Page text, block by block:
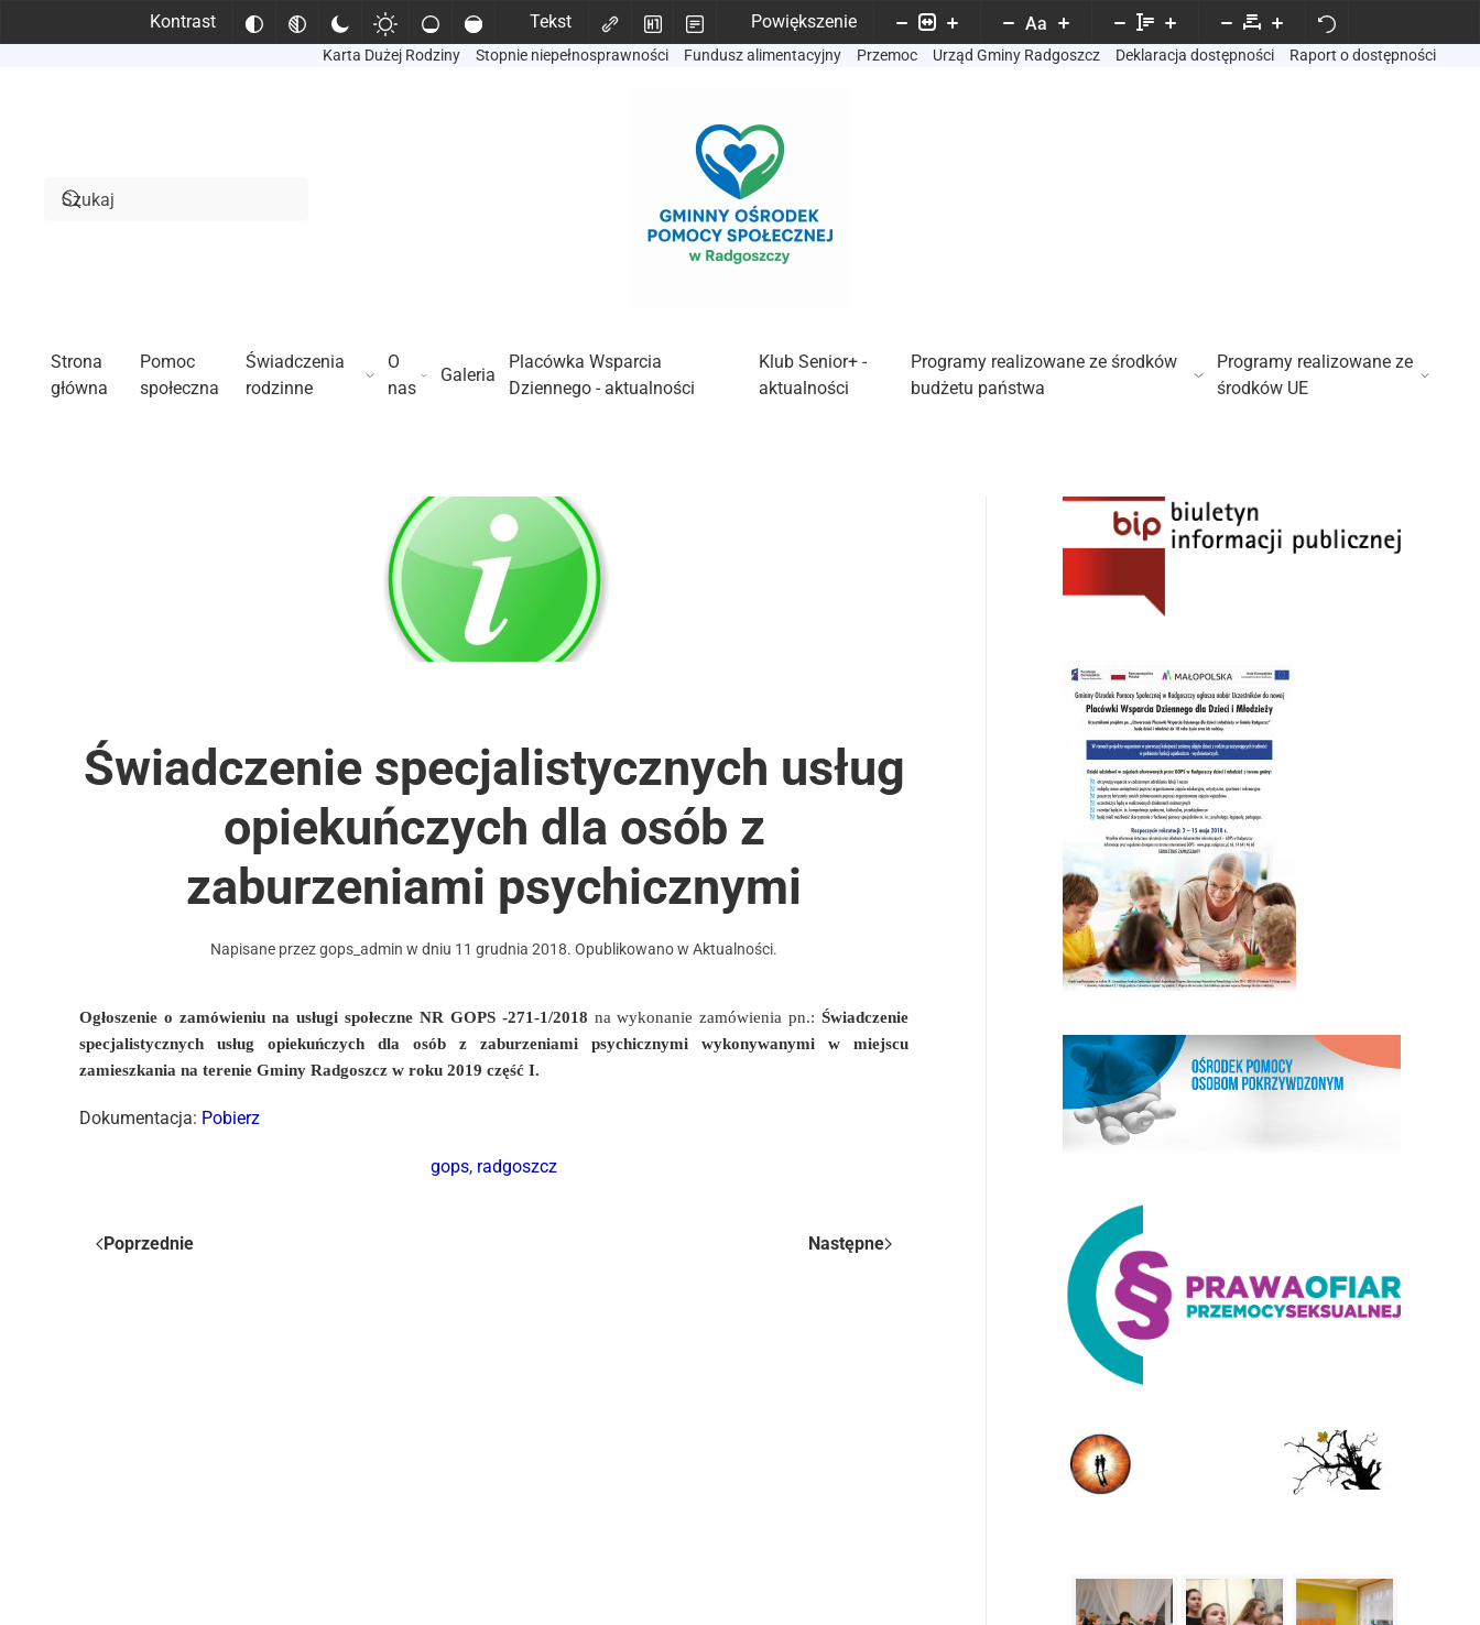
Kontrast Tekst Powiększenie
Aa
Karta Dużej Rodziny Stopnie niepełnosprawności Fundusz alimentacyjny Przemoc Urząd Gminy Radgoszcz Deklaracja dostępności Raport o dostępności
Strona
główna
Pomoc
społeczna
Świadczenia
rodzinne
O
nas
Galeria
Placówka Wsparcia
Dziennego - aktualności
Klub Senior+ -
aktualności
Programy realizowane ze środków
budżetu państwa
Programy realizowane ze
środków UE
Świadczenie specjalistycznych usług
opiekuńczych dla osób z
zaburzeniami psychicznymi
Napisane przezgops_admin w dniu 11 grudnia 2018. Opublikowano wAktualności.
Ogłoszenie o zamówieniu na usługi społeczne NR GOPS -271-1/2018 na wykonanie zamówienia pn.: Świadczenie
specjalistycznych usług opiekuńczych dla osób z zaburzeniami psychicznymi wykonywanymi w miejscu
zamieszkania na terenie Gminy Radgoszcz w roku 2019 część I.
Dokumentacja: Pobierz
gops, radgoszcz
Poprzednie Następne